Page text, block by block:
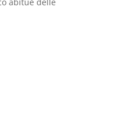
abituè delle